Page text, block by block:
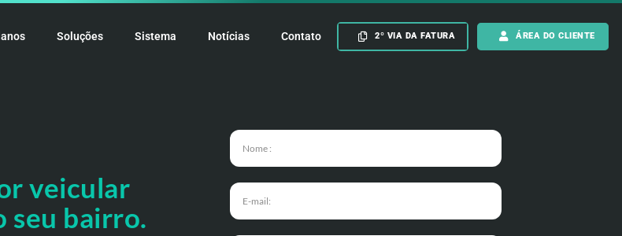
Soluções Sistema Notícias Contato 2º VIA DA FATURA ÁREA DO CLIENTE
veicular
seu bairro.